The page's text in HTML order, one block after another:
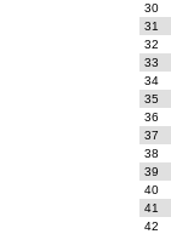
30
31
32
33
34
35
36
37
38
39
40
41
42